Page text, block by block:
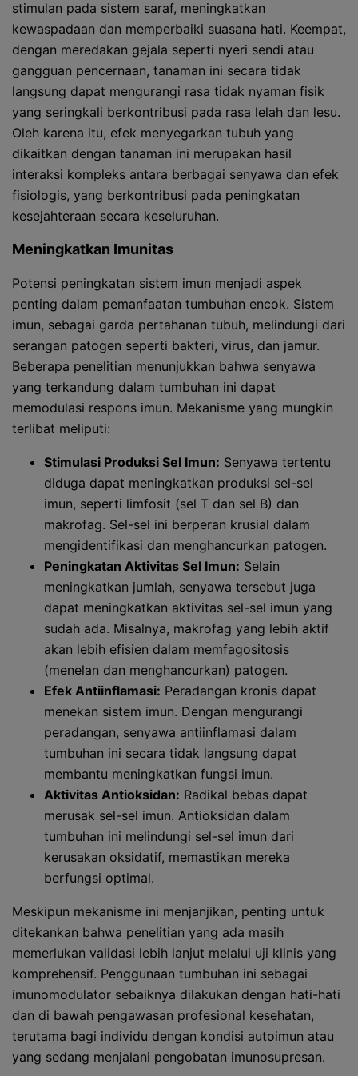
stimulan pada sistem saraf, meningkatkan
kewaspadaan dan memperbaiki suasana hati. Keempat,
dengan meredakan gejala seperti nyeri sendi atau
gangguan pencernaan, tanaman ini secara tidak
langsung dapat mengurangi rasa tidak nyaman fisik
yang seringkali berkontribusi pada rasa lelah dan lesu.
Oleh karena itu, efek menyegarkan tubuh yang
dikaitkan dengan tanaman ini merupakan hasil
interaksi kompleks antara berbagai senyawa dan efek
fisiologis, yang berkontribusi pada peningkatan
kesejahteraan secara keseluruhan.
Meningkatkan Imunitas
Potensi peningkatan sistem imun menjadi aspek
penting dalam pemanfaatan tumbuhan encok. Sistem
imun, sebagai garda pertahanan tubuh, melindungi dari
serangan patogen seperti bakteri, virus, dan jamur.
Beberapa penelitian menunjukkan bahwa senyawa
yang terkandung dalam tumbuhan ini dapat
memodulasi respons imun. Mekanisme yang mungkin
terlibat meliputi:
Stimulasi Produksi Sel Imun: Senyawa tertentu
diduga dapat meningkatkan produksi sel-sel
imun, seperti limfosit (sel T dan sel B) dan
makrofag. Sel-sel ini berperan krusial dalam
mengidentifikasi dan menghancurkan patogen.
Peningkatan Aktivitas Sel Imun: Selain
meningkatkan jumlah, senyawa tersebut juga
dapat meningkatkan aktivitas sel-sel imun yang
sudah ada. Misalnya, makrofag yang lebih aktif
akan lebih efisien dalam memfagositosis
(menelan dan menghancurkan) patogen.
Efek Antiinflamasi: Peradangan kronis dapat
menekan sistem imun. Dengan mengurangi
peradangan, senyawa antiinflamasi dalam
tumbuhan ini secara tidak langsung dapat
membantu meningkatkan fungsi imun.
Aktivitas Antioksidan: Radikal bebas dapat
merusak sel-sel imun. Antioksidan dalam
tumbuhan ini melindungi sel-sel imun dari
kerusakan oksidatif, memastikan mereka
berfungsi optimal.
Meskipun mekanisme ini menjanjikan, penting untuk
ditekankan bahwa penelitian yang ada masih
memerlukan validasi lebih lanjut melalui uji klinis yang
komprehensif. Penggunaan tumbuhan ini sebagai
imunomodulator sebaiknya dilakukan dengan hati-hati
dan di bawah pengawasan profesional kesehatan,
terutama bagi individu dengan kondisi autoimun atau
yang sedang menjalani pengobatan imunosupresan.